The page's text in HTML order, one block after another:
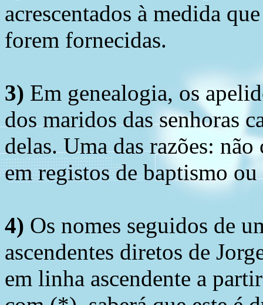
acrescentados à medida
forem fornecidas.
3) Em genealogia, os
dos maridos das senhoras
delas. Uma das razões:
em registos de baptismo
4) Os nomes seguidos de
ascendentes diretos de
em linha ascendente a